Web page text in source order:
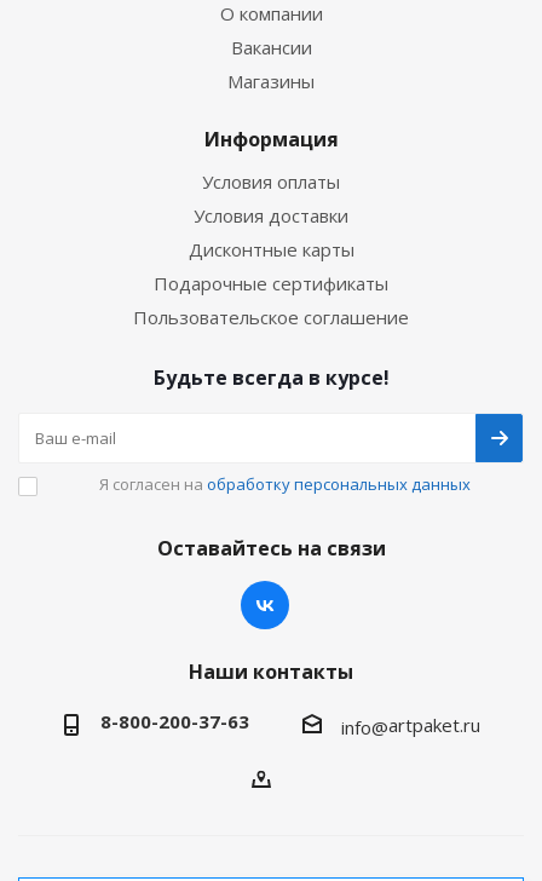
О компании
Вакансии
Магазины
Информация
Условия оплаты
Условия доставки
Дисконтные карты
Подарочные сертификаты
Пользовательское соглашение
Будьте всегда в курсе!
Я согласен на обработку персональных данных
Оставайтесь на связи
Наши контакты
8-800-200-37-63 info@artpaket.ru